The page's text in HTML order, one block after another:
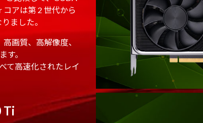
コアは第 2 世代から
ました。
画質、高解像度、
す。
て高速化されたレイ
Ti